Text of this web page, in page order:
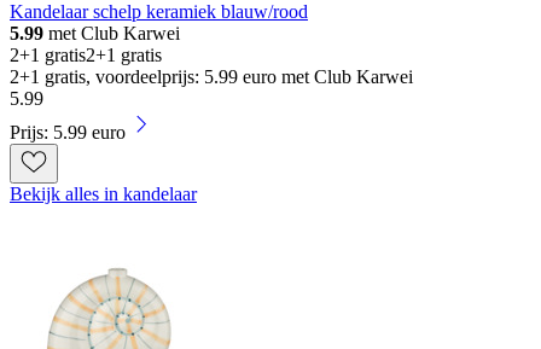
Kandelaar schelp keramiek blauw/rood
5.99 met Club Karwei
2+1 gratis2+1 gratis
2+1 gratis, voordeelprijs: 5.99 euro met Club Karwei
5.99
Prijs: 5.99 euro
Bekijk alles in kandelaar